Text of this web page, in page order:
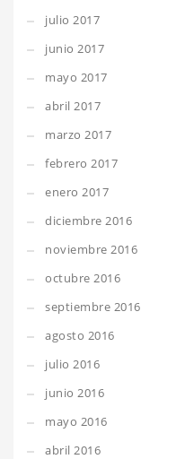
julio 2017
junio 2017
mayo 2017
abril 2017
marzo 2017
febrero 2017
enero 2017
diciembre 2016
noviembre 2016
octubre 2016
septiembre 2016
agosto 2016
julio 2016
junio 2016
mayo 2016
abril 2016